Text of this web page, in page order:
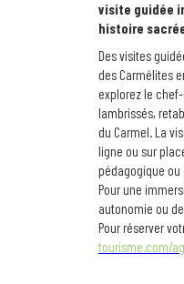
visite guidée
histoire
Des visites
des Carmélites
explorez le
lambrissés,
du Carmel. La
ligne ou sur
pédagogique ou
Pour une
autonomie ou
Pour réserver
tourisme.com/